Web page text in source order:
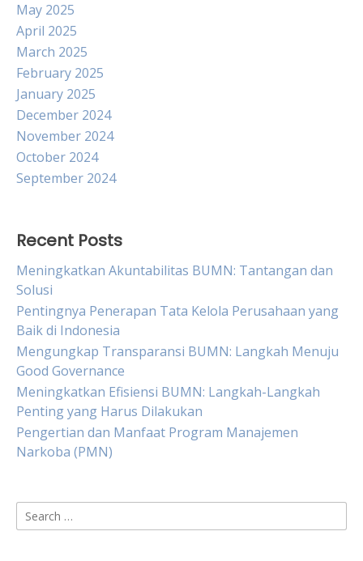
May 2025
April 2025
March 2025
February 2025
January 2025
December 2024
November 2024
October 2024
September 2024
Recent Posts
Meningkatkan Akuntabilitas BUMN: Tantangan dan
Solusi
Pentingnya Penerapan Tata Kelola Perusahaan yang
Baik di Indonesia
Mengungkap Transparansi BUMN: Langkah Menuju
Good Governance
Meningkatkan Efisiensi BUMN: Langkah-Langkah
Penting yang Harus Dilakukan
Pengertian dan Manfaat Program Manajemen
Narkoba (PMN)
Search
for: